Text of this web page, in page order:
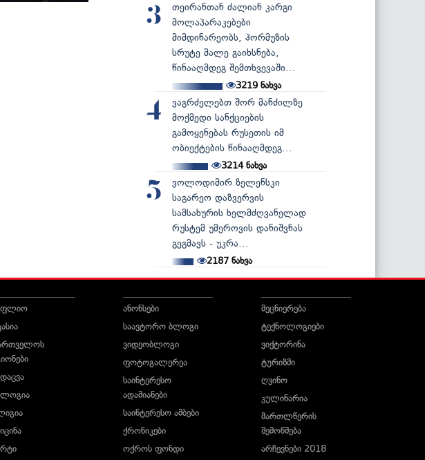
3
თეირანთან ძალიან კარგი
მოლაპარაკებები
მიმდინარეობს, ჰორმუზის
სრუტე მალე გაიხსნება,
წინააღმდეგ შემთხვევაში...
3219ნახვა
4
ვაგრძელებთ შორ მანძილზე
მოქმედი სანქციების
გამოყენებას რუსეთის იმ
ობიექტების წინააღმდეგ...
3214ნახვა
5
ვოლოდიმირ ზელენსკი
საგარეო დაზვერვის
სამსახურის ხელმძღვანელად
რუსტემ უმეროვის დანიშვნას
გეგმავს - უკრა...
2187 ნახვა
ანონსები
საავტორო ბლოგი
ვიდეობლოგი
ფოტოგალერეა
საინტერესო
ადამიანები
საინტერესო ამბები
ქრონიკები
ოქროს ფონდი
მეცნიერება
ტექნოლოგიები
ვიქტორინა
ტურიზმი
ღვინო
კულინარია
მართლწერის
შემოწმება
არჩევნები 2018